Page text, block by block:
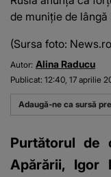
de muniţie de lângă
(Sursa foto:
Autor: Alina Raducu
Publicat: 12:40, 17 aprilie
Adaugă-ne ca sursă
Purtătorul de
Apărării, Igor